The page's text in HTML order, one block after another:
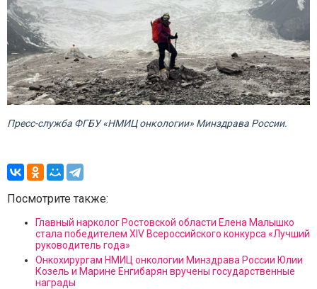
Пресс-служба ФГБУ «НМИЦ онкологии» Минздрава России.
Посмотрите также:
Главный нарколог Ростовской области Елена Малышко
стала победителем XIV Всероссийского конкурса «Лучший
руководитель года»
Онкохирургам НМИЦ онкологии Минздрава России Юлии
Козель и Марине Енгибарян вручены государственные
награды